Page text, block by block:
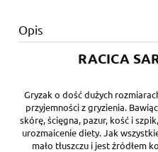
Opis
RACICA
Gryzak o dość dużych
przyjemności z gryzienia.
skórę, ścięgna, pazur, kość i
urozmaicenie diety. Jak
mało tłuszczu i jest źródłem